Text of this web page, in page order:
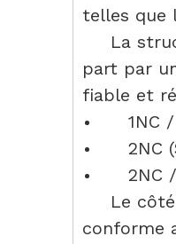
telles que
La
part par
fiable et
1NC
2NC
2NC
Le
conforme